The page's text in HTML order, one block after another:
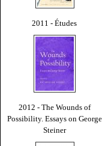
2011 - Études
2012 - The Wounds of
Possibility. Essays on George
Steiner